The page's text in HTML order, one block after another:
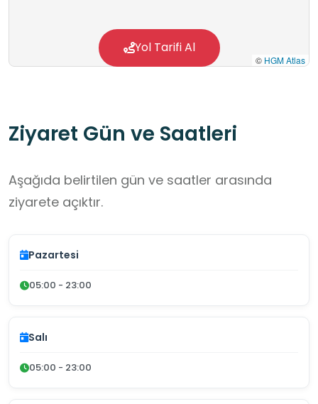
© HGM Atlas
Yol Tarifi Al
Ziyaret Gün ve Saatleri
Aşağıda belirtilen gün ve saatler arasında
ziyarete açıktır.
Pazartesi
05:00 - 23:00
Salı
05:00 - 23:00